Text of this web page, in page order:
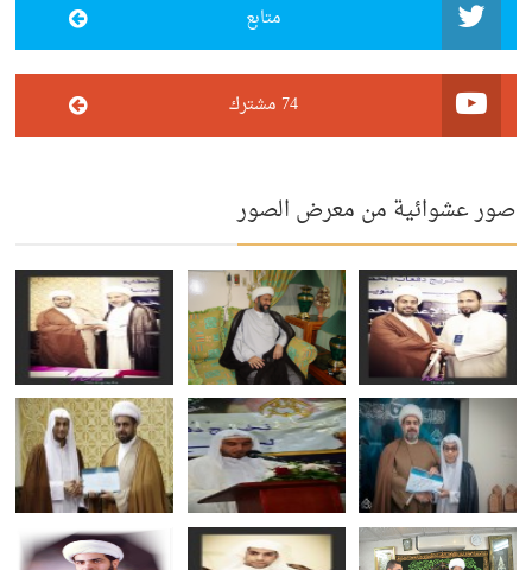
متابع
74 مشترك
صور عشوائية من معرض الصور